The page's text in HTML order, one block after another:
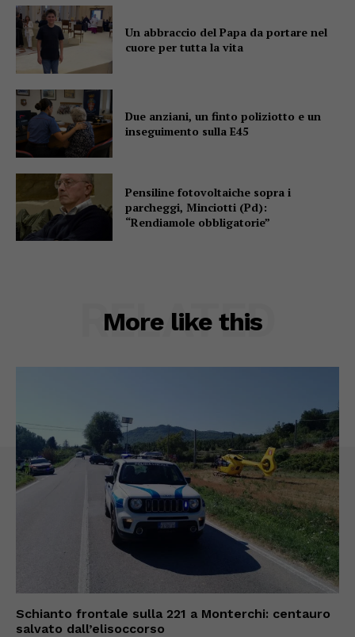
Un abbraccio del Papa da portare nel
cuore per tutta la vita
Due anziani, un finto poliziotto e un
inseguimento sulla E45
Pensiline fotovoltaiche sopra i
parcheggi, Minciotti (Pd):
“Rendiamole obbligatorie”
More like this
RELATED
Schianto frontale sulla 221 a Monterchi: centauro
salvato dall’elisoccorso